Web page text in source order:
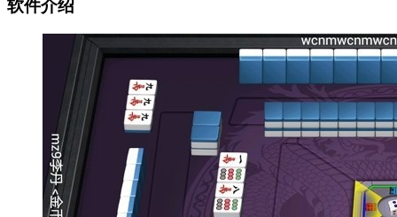
软件介绍